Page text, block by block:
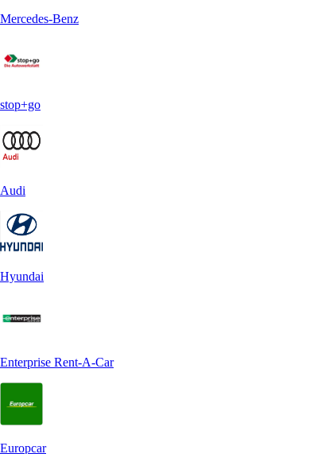
Mercedes-Benz
stop+go
Audi
Hyundai
Enterprise Rent-A-Car
Europcar